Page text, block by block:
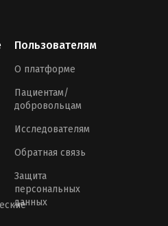
Пользователям
О платформе
Пациентам/
добровольцам
Исследователям
Обратная связь
Защита
персональных
данных